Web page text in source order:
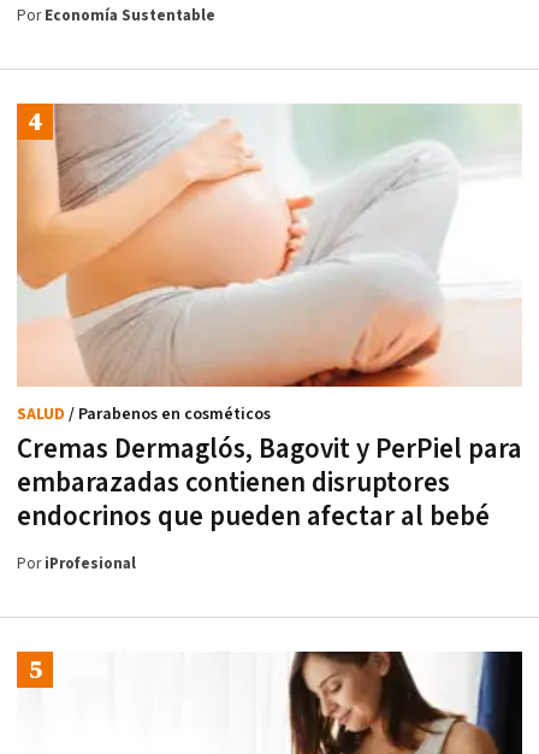
PorEconomía Sustentable
Cremas Dermaglós, Bagovit y PerPiel para
embarazadas contienen disruptores
endocrinos que pueden afectar al bebé
SALUD / Parabenos en cosméticos
PoriProfesional